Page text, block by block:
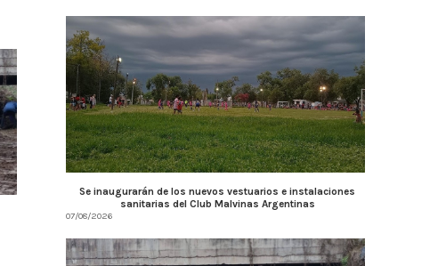
Córdoba fortalece la prevención y
respuesta ante el...
07/08/2026
tributaria con
internacionales...
Se inaugurarán de los nuevos vestuarios e instalaciones
sanitarias del Club Malvinas Argentinas
07/08/2026